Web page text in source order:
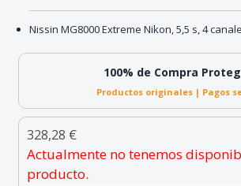
Nissin MG8000 Extreme Nikon, 5,5 s, 4
100% de Compra
Productos originales | Pagos
328,28 €
Actualmente no tenemos
producto.